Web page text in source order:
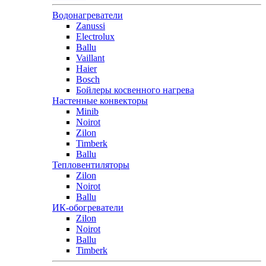
Водонагреватели
Zanussi
Electrolux
Ballu
Vaillant
Haier
Bosch
Бойлеры косвенного нагрева
Настенные конвекторы
Minib
Noirot
Zilon
Timberk
Ballu
Тепловентиляторы
Zilon
Noirot
Ballu
ИК-обогреватели
Zilon
Noirot
Ballu
Timberk